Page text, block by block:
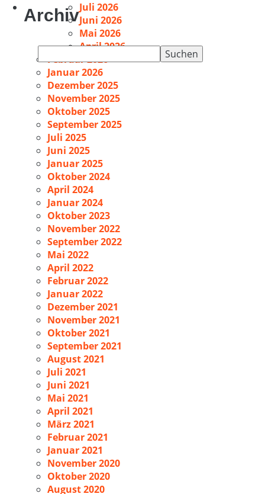
nach:
ArchivJuli 2026
Juni 2026
Mai 2026
April 2026
Februar 2026
Januar 2026
Dezember 2025
November 2025
Oktober 2025
September 2025
Juli 2025
Juni 2025
Januar 2025
Oktober 2024
April 2024
Januar 2024
Oktober 2023
November 2022
September 2022
Mai 2022
April 2022
Februar 2022
Januar 2022
Dezember 2021
November 2021
Oktober 2021
September 2021
August 2021
Juli 2021
Juni 2021
Mai 2021
April 2021
März 2021
Februar 2021
Januar 2021
November 2020
Oktober 2020
August 2020